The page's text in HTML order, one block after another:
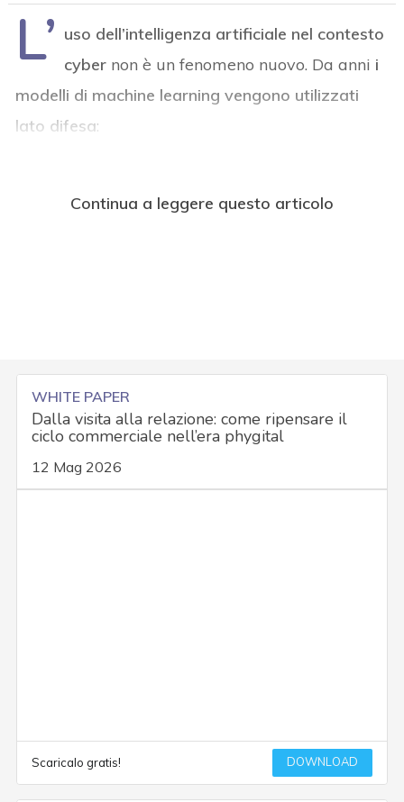
L’ uso dell’intelligenza artificiale nel contesto
cyber non è un fenomeno nuovo. Da anni i
modelli di machine learning vengono utilizzati
lato difesa:
Continua a leggere questo articolo
WHITE PAPER
Dalla visita alla relazione: come ripensare il
ciclo commerciale nell’era phygital
12 Mag 2026
Scaricalo gratis! DOWNLOAD